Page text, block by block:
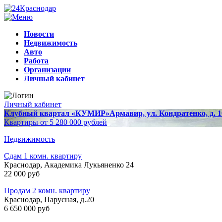
Новости
Недвижимость
Авто
Работа
Организации
Личный кабинет
Личный кабинет
Клубный квартал «КУМИР»Армавир, ул. Кондратенко, д.
Квартиры от 5 280 000 рублей
Недвижимость
Сдам 1 комн. квартиру
Краснодар, Академика Лукьяненко 24
22 000 руб
Продам 2 комн. квартиру
Краснодар, Парусная, д.20
6 650 000 руб